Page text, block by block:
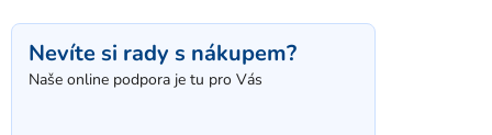
Nevíte si rady s nákupem?
Naše online podpora je tu pro Vás